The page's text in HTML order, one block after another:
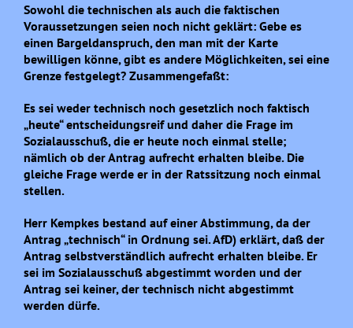
Sowohl die technischen als auch die faktischen
Voraussetzungen seien noch nicht geklärt: Gebe es
einen Bargeldanspruch, den man mit der Karte
bewilligen könne, gibt es andere Möglichkeiten, sei eine
Grenze festgelegt? Zusammengefaßt:
Es sei weder technisch noch gesetzlich noch faktisch
„heute“ entscheidungsreif und daher die Frage im
Sozialausschuß, die er heute noch einmal stelle;
nämlich ob der Antrag aufrecht erhalten bleibe. Die
gleiche Frage werde er in der Ratssitzung noch einmal
stellen.
Herr Kempkes bestand auf einer Abstimmung, da der
Antrag „technisch“ in Ordnung sei. AfD) erklärt, daß der
Antrag selbstverständlich aufrecht erhalten bleibe. Er
sei im Sozialausschuß abgestimmt worden und der
Antrag sei keiner, der technisch nicht abgestimmt
werden dürfe.